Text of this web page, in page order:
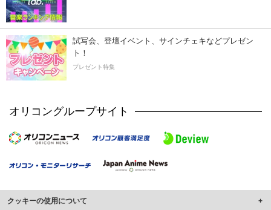
試写会、登壇イベント、サインチェキなどプレゼン
ト！
プレゼント特集
オリコングループサイト
クッキーの使用について